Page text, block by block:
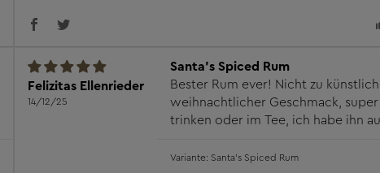
Felizitas Ellenrieder
14/12/25
Santa's Spiced Rum
Bester Rum ever! Nicht zu
weihnachtlicher Geschmack,
trinken oder im Tee, ich habe ihn
Santa's Spiced Rum